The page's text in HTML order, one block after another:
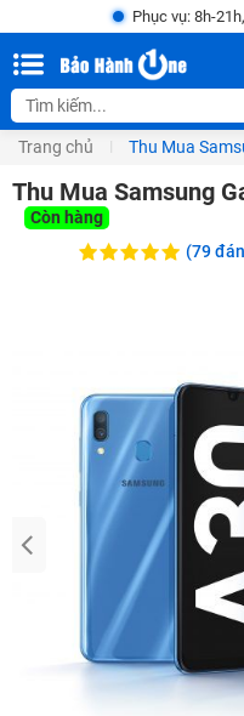
Phục vụ: 8h-
Trang chủ Thu Mua
Thu Mua Samsung
Còn hàng
(79